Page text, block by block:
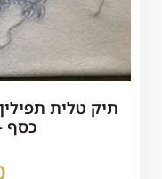
תיק טלית
כסף